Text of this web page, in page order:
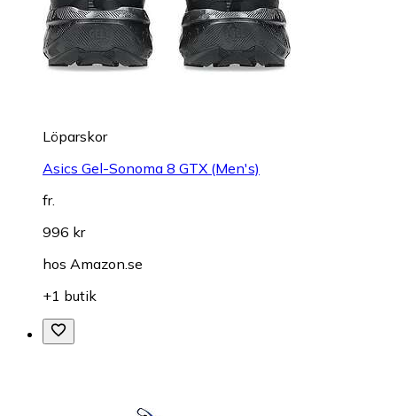
Löparskor
Asics Gel-Sonoma 8 GTX (Men's)
fr.
996 kr
hos Amazon.se
+1 butik